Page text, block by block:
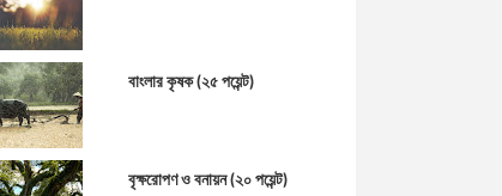
বাংলার কৃষক (২৫ পয়েন্ট)
বৃক্ষরোপণ ও বনায়ন (২০ পয়েন্ট)